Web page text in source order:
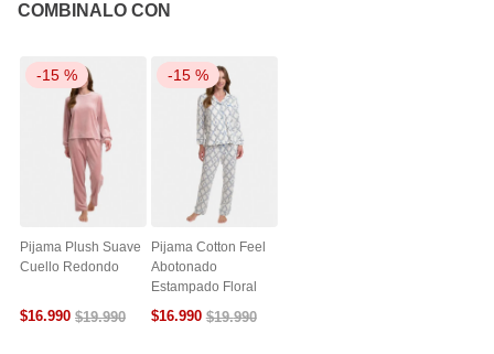
COMBINALO CON
-15 %
Pijama Plush Suave
Cuello Redondo
$16.990 $19.990
-15 %
Pijama Cotton Feel
Abotonado
Estampado Floral
$16.990 $19.990